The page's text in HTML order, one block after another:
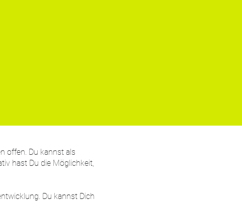
offen. Du kannst als
hast Du die Möglichkeit,
Du kannst Dich